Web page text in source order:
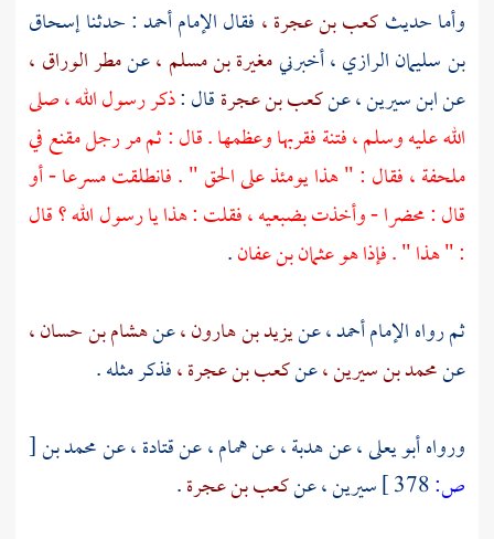
وأما حديثكعب بن عجرة ، فقال الإمامأحمد: حدثناإسحاق
بن سليمان الرازي ،أخبرنيمغيرة بن مسلم ،عنمطر الوراق ،
عنابن سيرين ،عنكعب بن عجرةقال :ذكر رسول الله ، صلى
الله عليه وسلم ، فتنة فقربها وعظمها . قال : ثم مر رجل مقنع في
ملحفة ، فقال : " هذا يومئذ على الحق " . فانطلقت مسرعا - أو
قال : محضرا - وأخذت بضبعيه ، فقلت : هذا يا رسول الله ؟ قال
: " هذا " . فإذا هوعثمان بن عفان.
ثم رواه الإمامأحمد ،عنيزيد بن هارون ،عنهشام بن حسان ،
عنمحمد بن سيرين ،عنكعب بن عجرة ،فذكر مثله .
ورواهأبو يعلى ،عنهدبة ،عنهمام ،عنقتادة ،عنمحمد بن[
ص:
سيرين ،عنكعب بن عجرة.